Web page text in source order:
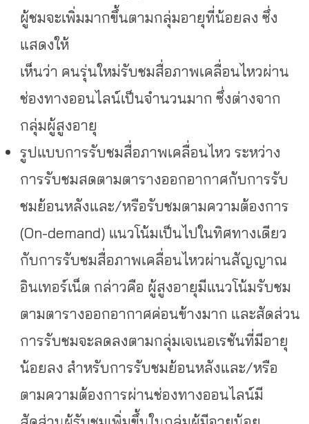
ผู้ชมจะเพิ่มมากขึ้นตามกลุ่มอายุที่น้อยลง ซึ่ง
แสดงให้
เห็นว่า คนรุ่นใหม่รับชมสื่อภาพเคลื่อนไหวผ่าน
ช่องทางออนไลน์เป็นจำนวนมาก ซึ่งต่างจาก
กลุ่มผู้สูงอายุ
รูปแบบการรับชมสื่อภาพเคลื่อนไหว ระหว่าง
การรับชมสดตามตารางออกอากาศกับการรับ
ชมย้อนหลังและ/หรือรับชมตามความต้องการ
(On-demand) แนวโน้มเป็นไปในทิศทางเดียว
กับการรับชมสื่อภาพเคลื่อนไหวผ่านสัญญาณ
อินเทอร์เน็ต กล่าวคือ ผู้สูงอายุมีแนวโน้มรับชม
ตามตารางออกอากาศค่อนข้างมาก และสัดส่วน
การรับชมจะลดลงตามกลุ่มเจเนอเรชันที่มีอายุ
น้อยลง สำหรับการรับชมย้อนหลังและ/หรือ
ตามความต้องการผ่านช่องทางออนไลน์มี